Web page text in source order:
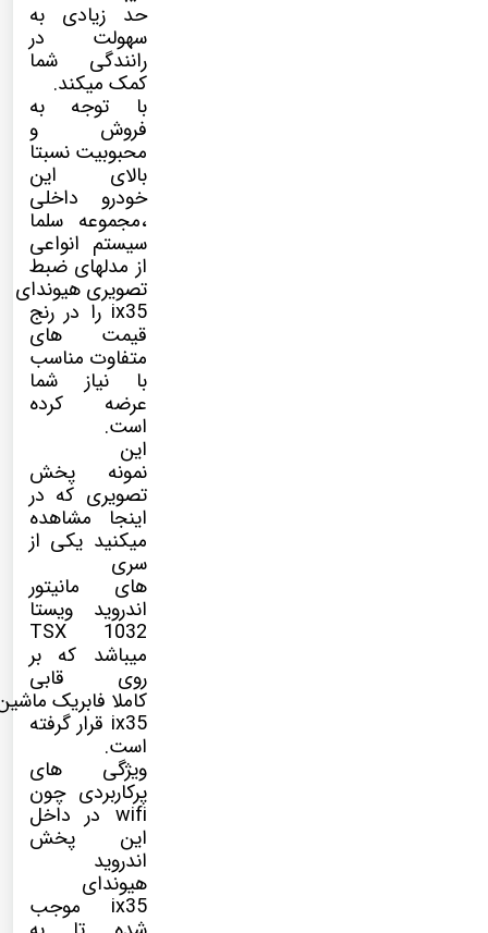
حد زیادی به
سهولت در
رانندگی شما
کمک میکند.
با توجه به
فروش و
محبوبیت نسبتا
بالای این
خودرو داخلی
،مجموعه سلما
سیستم انواعی
از مدلهای ضبط
تصویری هیوندای
ix35 را در رنج
قیمت های
متفاوت مناسب
با نیاز شما
عرضه کرده
است.
این
نمونه پخش
تصویری که در
اینجا مشاهده
میکنید یکی از
سری
های مانیتور
اندروید ویستا
TSX 1032
میباشد که بر
روی قابی
کاملا فابریک
ix35 قرار گرفته
است.
ویژگی های
پرکاربردی چون
wifi در داخل
این پخش
اندروید
هیوندای
ix35 موجب